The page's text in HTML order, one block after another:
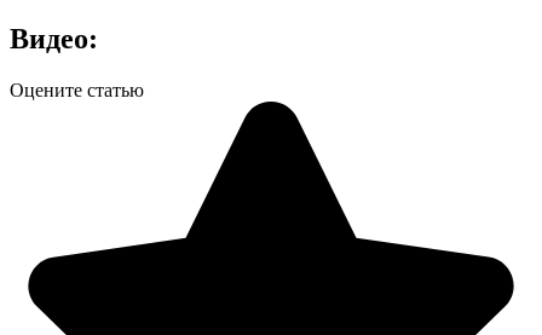
Видео:
Оцените статью